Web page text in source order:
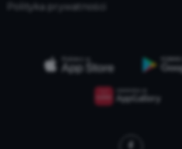
Polityka prywatności